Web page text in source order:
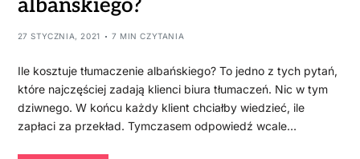
albańskiego?
27 STYCZNIA, 2021 7 MIN CZYTANIA
Ile kosztuje tłumaczenie albańskiego? To jedno z tych pytań,
które najczęściej zadają klienci biura tłumaczeń. Nic w tym
dziwnego. W końcu każdy klient chciałby wiedzieć, ile
zapłaci za przekład. Tymczasem odpowiedź wcale…